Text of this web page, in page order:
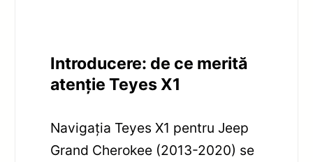
Introducere: de ce merită
atenție Teyes X1
Navigația Teyes X1 pentru Jeep
Grand Cherokee (2013-2020) se